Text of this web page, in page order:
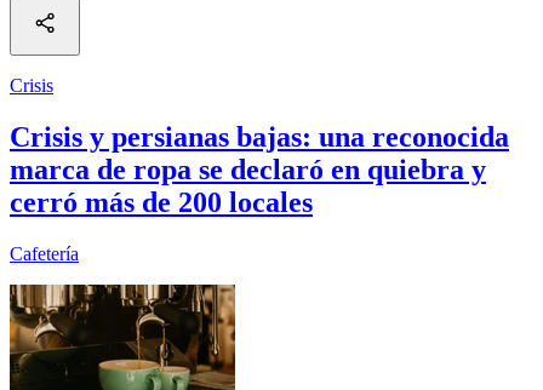
Crisis
Crisis y persianas bajas: una reconocida
marca de ropa se declaró en quiebra y
cerró más de 200 locales
Cafetería